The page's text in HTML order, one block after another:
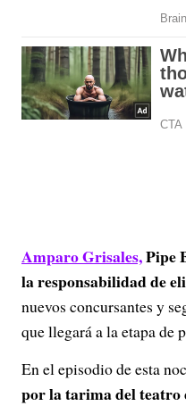
Amparo Grisales,Pipe
la responsabilidad de
nuevos concursantes y
que llegará a la etapa de
En el episodio de esta
por la tarima del teatro